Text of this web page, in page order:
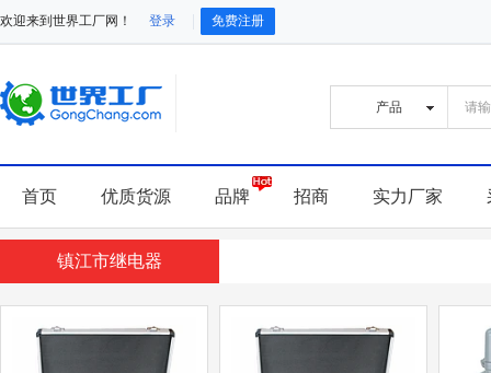
欢迎来到世界工厂网！ 登录 免费注册
首页 优质货源 品牌 招商 实力厂家
镇江市继电器